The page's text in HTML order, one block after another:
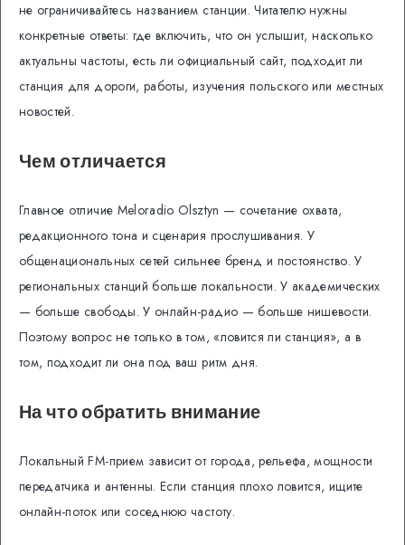
не ограничивайтесь названием станции. Читателю нужны
конкретные ответы: где включить, что он услышит, насколько
актуальны частоты, есть ли официальный сайт, подходит ли
станция для дороги, работы, изучения польского или местных
новостей.
Чем отличается
Главное отличие Meloradio Olsztyn — сочетание охвата,
редакционного тона и сценария прослушивания. У
общенациональных сетей сильнее бренд и постоянство. У
региональных станций больше локальности. У академических
— больше свободы. У онлайн-радио — больше нишевости.
Поэтому вопрос не только в том, «ловится ли станция», а в
том, подходит ли она под ваш ритм дня.
На что обратить внимание
Локальный FM-прием зависит от города, рельефа, мощности
передатчика и антенны. Если станция плохо ловится, ищите
онлайн-поток или соседнюю частоту.